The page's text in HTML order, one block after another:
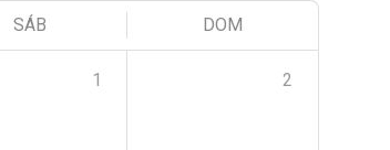
SÁB DOM
1 2